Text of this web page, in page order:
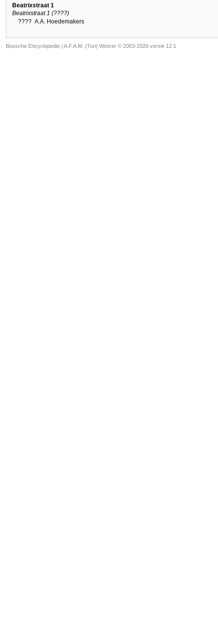
Beatrixstraat 1
Beatrixstraat 1 (????)
???? A.A. Hoedemakers
Bossche Encyclopedie | A.F.A.M. (Ton) Wetzer © 2003-2026 versie 12.1